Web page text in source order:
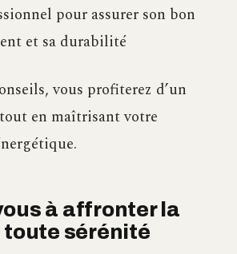
pour assurer son bon
et sa durabilité
vous profiterez d’un
en maîtrisant votre
à affronter la
toute sérénité